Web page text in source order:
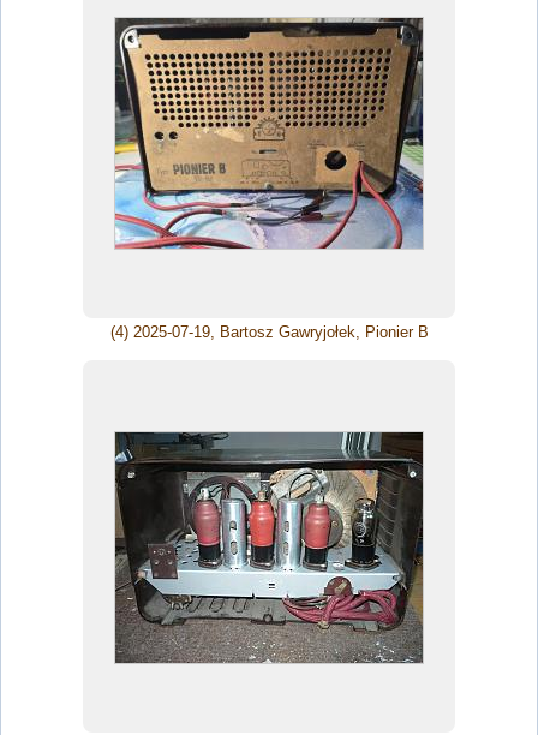
(4) 2025-07-19, Bartosz Gawryjołek, Pionier B